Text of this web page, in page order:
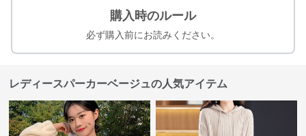
購入時のルール
必ず購入前にお読みください。
レディースパーカーベージュの人気アイテム